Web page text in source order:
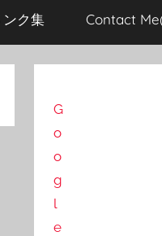
ク集 Contact
G
o
o
g
l
e